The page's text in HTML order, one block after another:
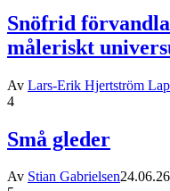
Snöfrid
måleriskt
Av Lars-Erik Hjertström
4
Små gleder
Av Stian Gabrielsen24.06.26